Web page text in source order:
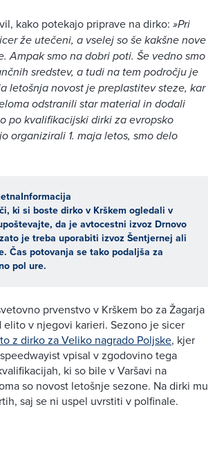
kako potekajo priprave na dirko: »Pri
že utečeni, a vselej so še kakšne nove
Ampak smo na dobri poti. Še vedno smo
sredstev, a tudi na tem področju je
letošnja novost je preplastitev steze, kar
odstranili star material in dodali
po kvalifikacijski dirki za evropsko
organizirali 1. maja letos, smo delo
ki si boste dirko v Krškem ogledali v
da je avtocestni izvoz Drnovo
je treba uporabiti izvoz Šentjernej ali
Čas potovanja se tako podaljša za
pol ure.
prvenstvo v Krškem bo za Žagarja
elito v njegovi karieri. Sezono je sicer
z dirko za Veliko nagrado Poljske, kjer
vpisal v zgodovino tega
ki so bile v Varšavi na
so novost letošnje sezone. Na dirki mu
saj se ni uspel uvrstiti v polfinale.